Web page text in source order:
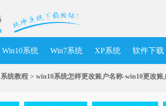
Win10系统 Win7系统 XP系统 软件下载
系统教程 > win10系统怎样更改账户名称-win10更改账